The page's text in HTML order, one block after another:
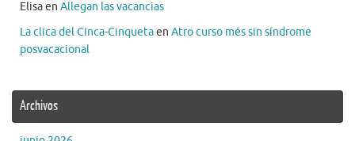
Elisaen Allegan las vacancias
La clica del Cinca-Cinquetaen Atro curso més sin síndrome
posvacacional
Archivos